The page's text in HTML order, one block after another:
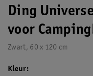
Ding
voor
Zwart, 60 x 120 cm
Kleur